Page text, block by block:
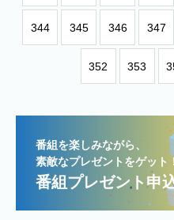
344 345 346 347
352 353
番組を楽しみながら、
素敵なプレゼントをゲット
番組プレゼント申